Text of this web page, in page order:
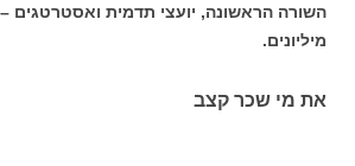
השורה הראשונה, יועצי תדמית ואסטרטגים
מיליונים.
את מי שכר קצב